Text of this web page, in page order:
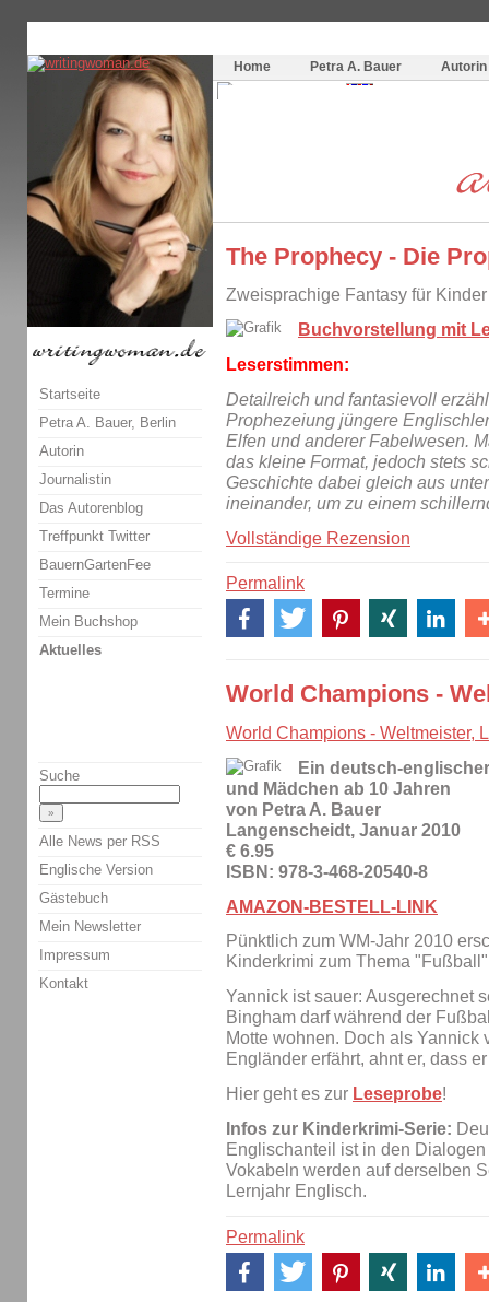
Home
Petra A. Bauer Autorin
The Prophecy - Die
Zweisprachige Fantasy für
Buchvorstellung mit
Leserstimmen:
Detailreich und fantasievoll
Prophezeiung jüngere
Elfen und anderer Fabelwesen.
das kleine Format, jedoch stets
Geschichte dabei gleich aus
ineinander, um zu einem
Vollständige Rezension
Permalink
World Champions -
World Champions - Weltmeister,
Ein deutsch-
und Mädchen ab 10 Jahren
von Petra A. Bauer
Langenscheidt, Januar 2010
€ 6.95
ISBN: 978-3-468-20540-8
AMAZON-BESTELL-LINK
Pünktlich zum WM-Jahr 2010
Kinderkrimi zum Thema
Yannick ist sauer: Ausgerechnet
Bingham darf während der
Motte wohnen. Doch als Yannick
Engländer erfährt, ahnt er, dass
Hier geht es zur Leseprobe!
Infos zur Kinderkrimi-Serie:
Englischanteil ist in den
Vokabeln werden auf derselben
Lernjahr Englisch.
Permalink
Startseite
Petra A. Bauer, Berlin
Autorin
Journalistin
Das Autorenblog
Treffpunkt Twitter
BauernGartenFee
Termine
Mein Buchshop
Aktuelles
Suche
Alle News per RSS
Englische Version
Gästebuch
Mein Newsletter
Impressum
Kontakt